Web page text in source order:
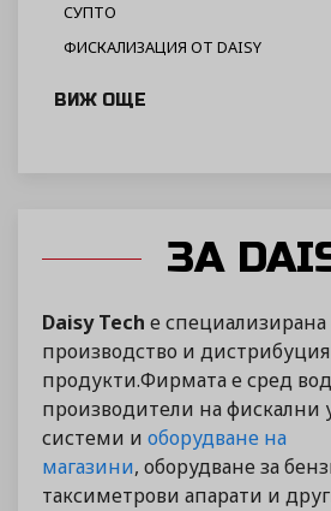
СУПТО
ФИСКАЛИЗАЦИЯ ОТ DAISY
ВИЖ ОЩЕ
ЗА
Daisy Tech е специализирана
производство и
продукти.Фирмата е сред
производители на фискални
системи и оборудване на
магазини, оборудване за
таксиметрови апарати и